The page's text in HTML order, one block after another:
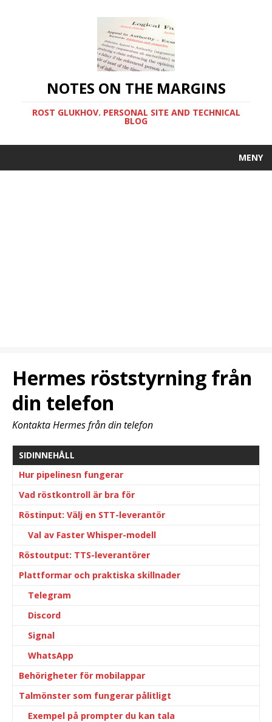
NOTES ON THE MARGINS
ROST GLUKHOV. PERSONAL SITE AND TECHNICAL
BLOG
MENY
Hermes röststyrning från
din telefon
Kontakta Hermes från din telefon
SIDINNEHÅLL
Hur pipelinesn fungerar
Vad röstkontroll är bra för
Röstinput: Välj en STT-leverantör
Val av Faster Whisper-modell
Röstoutput: TTS-leverantörer
Plattformar och praktiska skillnader
Telegram
Discord
Signal
WhatsApp
Behörigheter för mobilappar
Talmönster som fungerar pålitligt
Exempel på prompter du kan tala